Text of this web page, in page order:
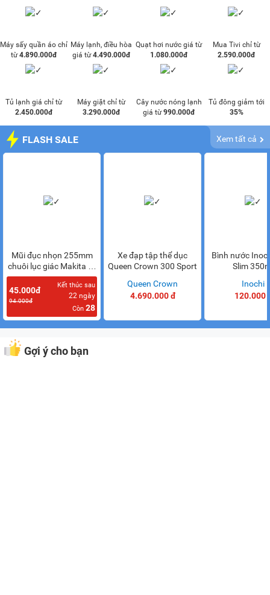
Máy sấy quần áo chỉ
từ4.890.000đ
Máy lạnh, điều hòa
giá từ4.490.000đ
Quạt hơi nước giá từ
1.080.000đ
Mua Tivi chỉ từ
2.590.000đ
Tủ lạnh giá chỉ từ
2.450.000đ
Máy giặt chỉ từ
3.290.000đ
Cây nước nóng lạnh
giá từ990.000đ
Tủ đông giảm tới
35%
FLASH SALE Xem tất cả
Mũi đục nhọn 255mm
chuôi lục giác Makita D-
71283
Makita
45.000đ
94.000đ
Kết thúc sau
22 ngày
Còn 28
Xe đạp tập thể dục
Queen Crown 300 Sport
Queen Crown
4.690.000 đ
Bình nước
Slim
Inochi
120.000
Gợi ý cho bạn